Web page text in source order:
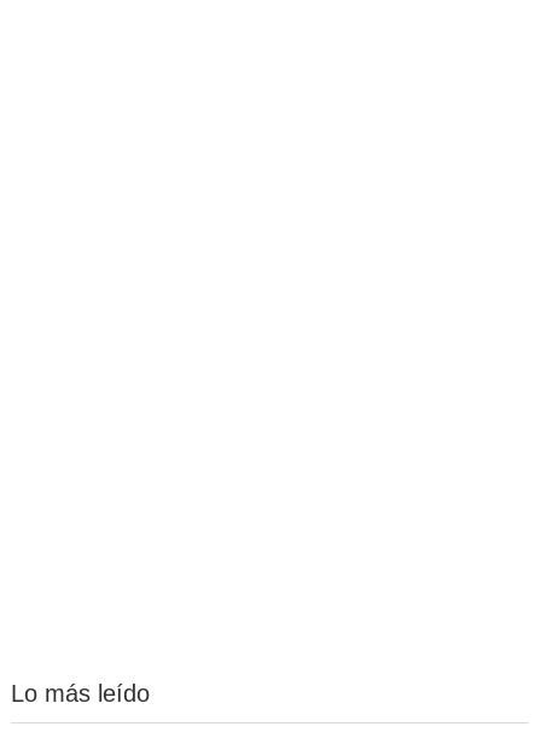
Lo más leído